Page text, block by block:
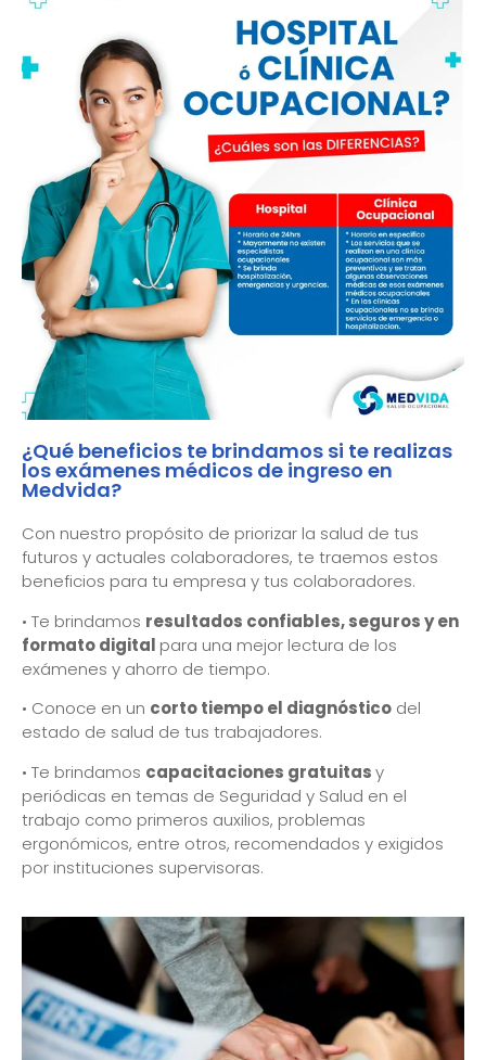
¿Qué beneficios te brindamos si te realizas
los exámenes médicos de ingreso en
Medvida?
Con nuestro propósito de priorizar la salud de tus
futuros y actuales colaboradores, te traemos estos
beneficios para tu empresa y tus colaboradores.
• Te brindamos resultados confiables, seguros y en
formato digital para una mejor lectura de los
exámenes y ahorro de tiempo.
• Conoce en un corto tiempo el diagnóstico del
estado de salud de tus trabajadores.
• Te brindamos capacitaciones gratuitasy
periódicas en temas de Seguridad y Salud en el
trabajo como primeros auxilios, problemas
ergonómicos, entre otros, recomendados y exigidos
por instituciones supervisoras.